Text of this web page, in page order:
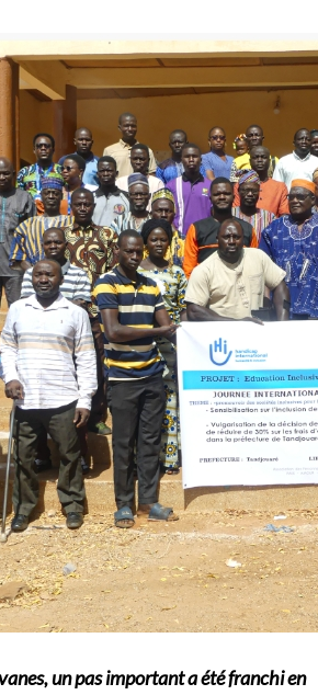
un pas important a été franchi en